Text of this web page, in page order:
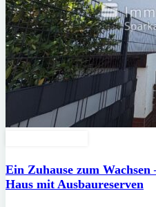
Ein Zuhause zum
Haus mit Ausbaureserven